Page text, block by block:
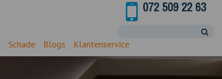
072 509 22 63
Schade Blogs Klantenservice